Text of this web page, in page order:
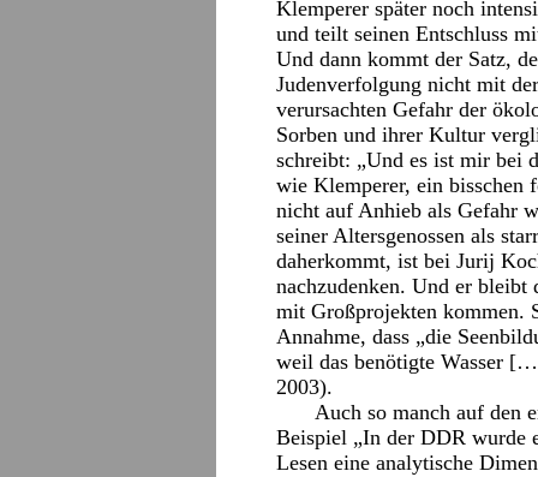
Klemperer später noch
und teilt seinen Entschluss
Und dann kommt der Satz,
Judenverfolgung nicht mit
verursachten Gefahr der
Sorben und ihrer Kultur
schreibt: „Und es ist mir bei
wie Klemperer, ein bisschen
nicht auf Anhieb als Gefahr
seiner Altersgenossen als
daherkommt, ist bei Jurij
nachzudenken. Und er bleibt
mit Großprojekten kommen.
Annahme, dass „die
weil das benötigte Wasser
2003).
Auch so manch auf den
Beispiel „In der DDR wurde
Lesen eine analytische